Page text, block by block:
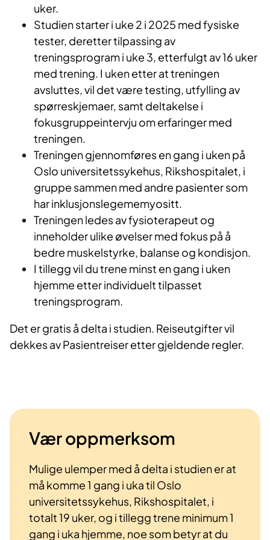
uker.
Studien starter i uke 2 i 2025 med fysiske
tester, deretter tilpassing av
treningsprogram i uke 3, etterfulgt av 16 uker
med trening. I uken etter at treningen
avsluttes, vil det være testing, utfylling av
spørreskjemaer, samt deltakelse i
fokusgruppeintervju om erfaringer med
treningen.
Treningen gjennomføres en gang i uken på
Oslo universitetssykehus, Rikshospitalet, i
gruppe sammen med andre pasienter som
har inklusjonslegememyositt.
Treningen ledes av fysioterapeut og
inneholder ulike øvelser med fokus på å
bedre muskelstyrke, balanse og kondisjon.
I tillegg vil du trene minst en gang i uken
hjemme etter individuelt tilpasset
treningsprogram.
Det er gratis å delta i studien. Reiseutgifter vil
dekkes av Pasientreiser etter gjeldende regler.
Vær oppmerksom
Mulige ulemper med å delta i studien er at
må komme 1 gang i uka til Oslo
universitetssykehus, Rikshospitalet, i
totalt 19 uker, og i tillegg trene minimum 1
gang i uka hjemme, noe som betyr at du